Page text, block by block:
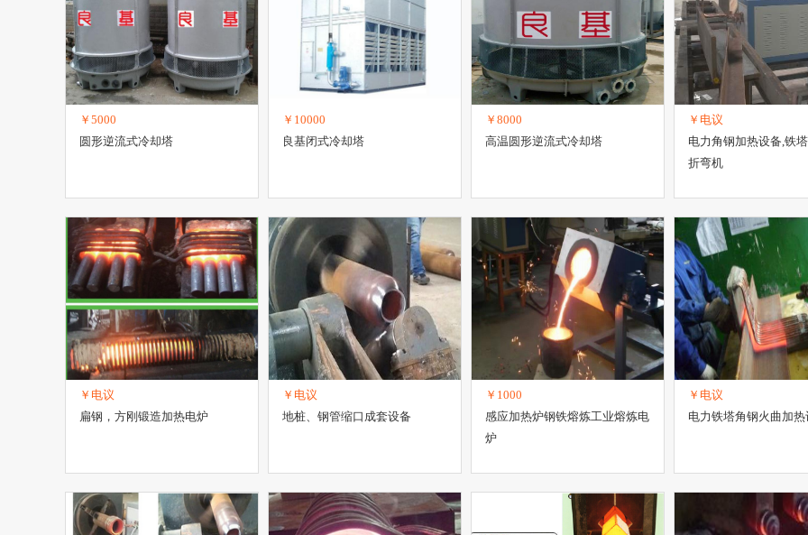
￥5000
圆形逆流式冷却塔
￥10000
良基闭式冷却塔
￥8000
高温圆形逆流式冷却塔
￥电议
电力角钢加热设备,铁
折弯机
￥电议
扁钢，方刚锻造加热电炉
￥电议
地桩、钢管缩口成套设备
￥1000
感应加热炉钢铁熔炼工业熔炼电
炉
￥电议
电力铁塔角钢火曲加热